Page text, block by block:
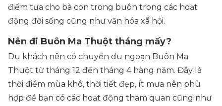
điểm tựa cho bà con trong buôn trong các hoạt
động đời sống cũng như văn hóa xã hội.
Nên đi Buôn Ma Thuột tháng mấy?
Du khách nên có chuyến du ngoạn Buôn Ma
Thuột từ tháng 12 đến tháng 4 hàng năm. Đây là
thời điểm mùa khô, thời tiết đẹp, ít mưa nên phù
hợp để bạn có các hoạt động tham quan cũng như